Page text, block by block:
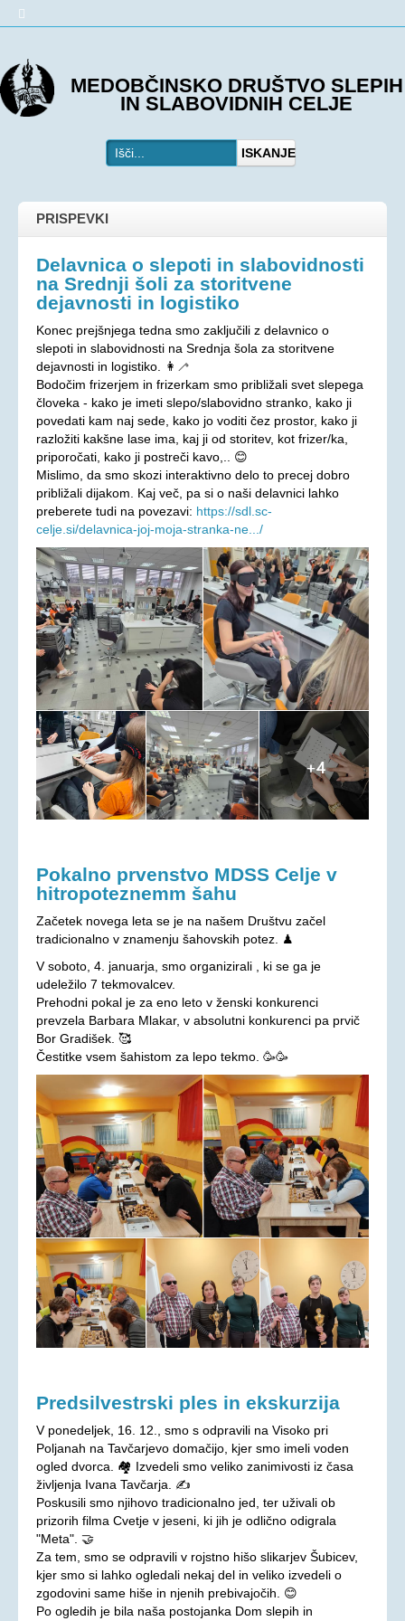
MEDOBČINSKO DRUŠTVO SLEPIH
IN SLABOVIDNIH CELJE
ISKANJE
O DRUŠTVU
Predstavitev
Včlanitev
Programi društva
Ohranjevanje zdravja
Bivalna skupnost
Osebna asistenca
AKTIVNOSTI
Aktualno
KORONAVIRUS - INFORMACIJE
Prispevki
Financerji
PRAVICE IN UGODNOSTI
Zakoni in pravilniki
Ugodnosti s člansko izkaznico ZDSSS
Tehnični pripomočki
Mreža spremljevalcev
Dodatek za pomoč in postrežbo
Parkirna karta za invalide
Evropska kartica ugodnosti
Vozovnica za železniški promet
OSEBNA ASISTENCA
KONTAKT
PRISPEVKI
Delavnica o slepoti in slabovidnosti
na Srednji šoli za storitvene
dejavnosti in logistiko
Konec prejšnjega tedna smo zaključili z delavnico o
slepoti in slabovidnosti na Srednja šola za storitvene
dejavnosti in logistiko. 👩‍🦯
Bodočim frizerjem in frizerkam smo približali svet slepega
človeka - kako je imeti slepo/slabovidno stranko, kako ji
povedati kam naj sede, kako jo voditi čez prostor, kako ji
razložiti kakšne lase ima, kaj ji od storitev, kot frizer/ka,
priporočati, kako ji postreči kavo,.. 😊
Mislimo, da smo skozi interaktivno delo to precej dobro
približali dijakom. Kaj več, pa si o naši delavnici lahko
preberete tudi na povezavi: https://sdl.sc-
celje.si/delavnica-joj-moja-stranka-ne.../
Pokalno prvenstvo MDSS Celje v
hitropoteznemm šahu
Začetek novega leta se je na našem Društvu začel
tradicionalno v znamenju šahovskih potez. ♟
V soboto, 4. januarja, smo organizirali , ki se ga je
udeležilo 7 tekmovalcev.
Prehodni pokal je za eno leto v ženski konkurenci
prevzela Barbara Mlakar, v absolutni konkurenci pa prvič
Bor Gradišek. 🥰
Čestitke vsem šahistom za lepo tekmo. 🥳🥳
Predsilvestrski ples in ekskurzija
V ponedeljek, 16. 12., smo s odpravili na Visoko pri
Poljanah na Tavčarjevo domačijo, kjer smo imeli voden
ogled dvorca. 🏘 Izvedeli smo veliko zanimivosti iz časa
življenja Ivana Tavčarja. ✍️
Poskusili smo njihovo tradicionalno jed, ter uživali ob
prizorih filma Cvetje v jeseni, ki jih je odlično odigrala
"Meta". 🤝
Za tem, smo se odpravili v rojstno hišo slikarjev Šubicev,
kjer smo si lahko ogledali nekaj del in veliko izvedeli o
zgodovini same hiše in njenih prebivajočih. 😊
Po ogledih je bila naša postojanka Dom slepih in